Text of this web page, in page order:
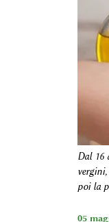
Dal 16
poi la
05